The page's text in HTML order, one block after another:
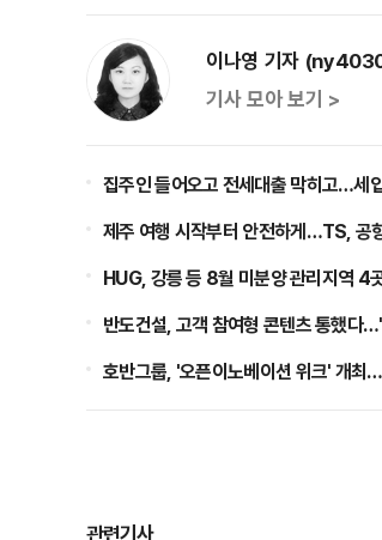
이나영 기자
기사 모아 보기 >
집주인 들어오고 전세대출 막히고…세
제주 여행 시작부터 안전하게…TS, 공
HUG, 강릉 등 8월 미분양 관리지역 4
반도건설, 고객 참여형 콘텐츠 통했다
호반그룹, '오픈이노베이션 위크' 개최
관련기사